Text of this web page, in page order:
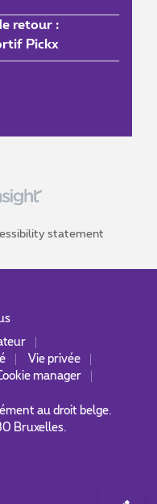
retour :
Pickx
statement
Vie privée
manager
au droit belge.
Bruxelles.